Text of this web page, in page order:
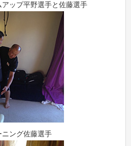
アップ平野選手と佐藤選手
ニング佐藤選手